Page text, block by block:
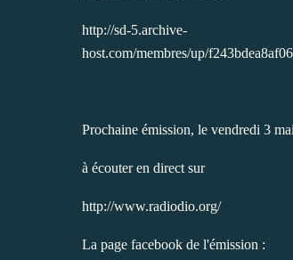
http://sd-5.archive-
host.com/membres/up/
Prochaine émission, le vendredi 3
à écouter en direct sur
http://www.radiodio.org/
La page facebook de l'émission :